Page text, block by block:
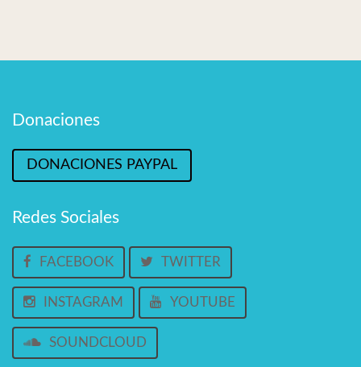
Donaciones
DONACIONES PAYPAL
Redes Sociales
FACEBOOK TWITTER
INSTAGRAM YOUTUBE
SOUNDCLOUD